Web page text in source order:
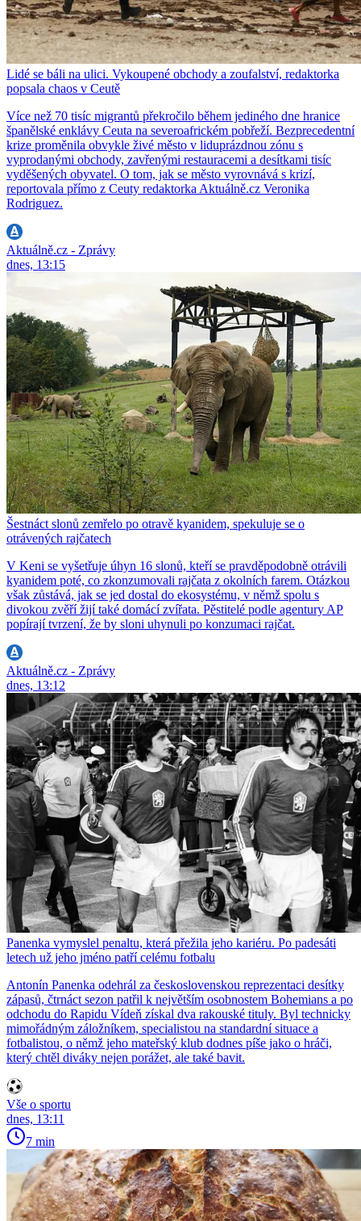
Lidé se báli na ulici. Vykoupené obchody a zoufalství, redaktorka
popsala chaos v Ceutě
Více než 70 tisíc migrantů překročilo během jediného dne hranice
španělské enklávy Ceuta na severoafrickém pobřeží. Bezprecedentní
krize proměnila obvykle živé město v liduprázdnou zónu s
vyprodanými obchody, zavřenými restauracemi a desítkami tisíc
vyděšených obyvatel. O tom, jak se město vyrovnává s krizí,
reportovala přímo z Ceuty redaktorka Aktuálně.cz Veronika
Rodriguez.
Aktuálně.cz - Zprávy
dnes, 13:15
Šestnáct slonů zemřelo po otravě kyanidem, spekuluje se o
otrávených rajčatech
V Keni se vyšetřuje úhyn 16 slonů, kteří se pravděpodobně otrávili
kyanidem poté, co zkonzumovali rajčata z okolních farem. Otázkou
však zůstává, jak se jed dostal do ekosystému, v němž spolu s
divokou zvěří žijí také domácí zvířata. Pěstitelé podle agentury AP
popírají tvrzení, že by sloni uhynuli po konzumaci rajčat.
Aktuálně.cz - Zprávy
dnes, 13:12
Panenka vymyslel penaltu, která přežila jeho kariéru. Po padesáti
letech už jeho jméno patří celému fotbalu
Antonín Panenka odehrál za československou reprezentaci desítky
zápasů, čtrnáct sezon patřil k největším osobnostem Bohemians a po
odchodu do Rapidu Vídeň získal dva rakouské tituly. Byl technicky
mimořádným záložníkem, specialistou na standardní situace a
fotbalistou, o němž jeho mateřský klub dodnes píše jako o hráči,
který chtěl diváky nejen porážet, ale také bavit.
Vše o sportu
dnes, 13:11
7 min